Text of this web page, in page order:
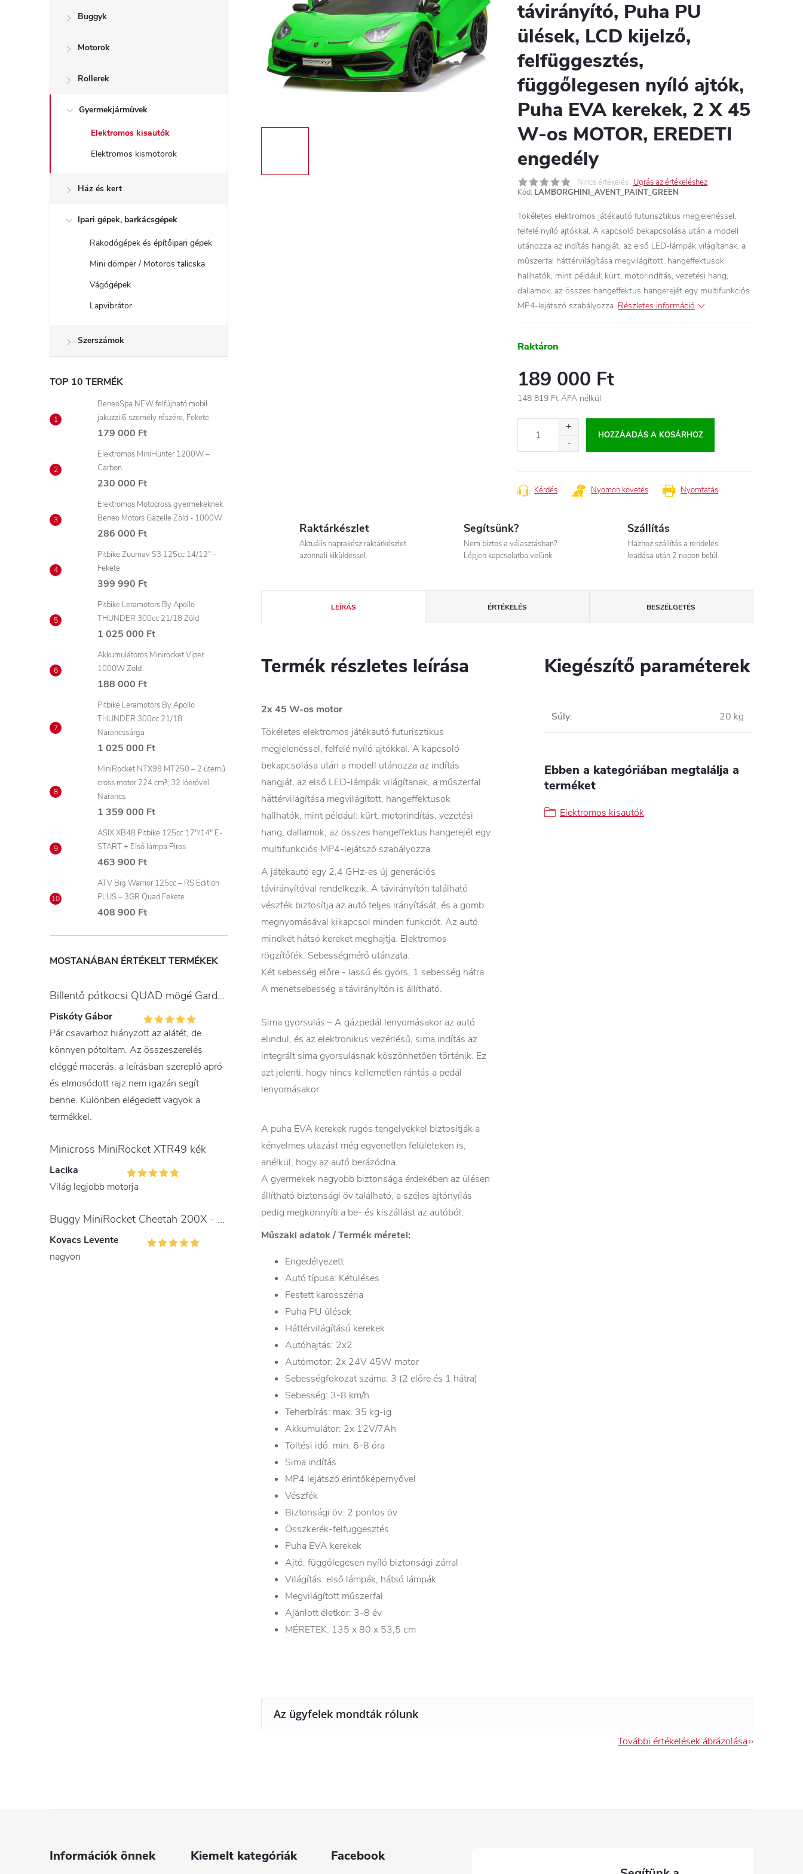
s
a
Buggyk
Motorok
Rollerek
Gyermekjárművek
Elektromos kisautók
Elektromos kismotorok
Ház és kert
Ipari gépek, barkácsgépek
Rakodógépek és építőipari gépek
Mini dömper / Motoros talicska
Vágógépek
Lapvibrátor
Szerszámok
TOP 10 TERMÉK
BeneoSpa NEW felfújható mobil
jakuzzi 6 személy részére, Fekete
179 000 Ft
Elektromos MiniHunter 1200W –
Carbon
230 000 Ft
Elektromos Motocross gyermekeknek
Beneo Motors Gazelle Zöld - 1000W
286 000 Ft
Pitbike Zuumav S3 125cc 14/12" -
Fekete
399 990 Ft
Pitbike Leramotors By Apollo
THUNDER 300cc 21/18 Zöld
1 025 000 Ft
Akkumulátoros Minirocket Viper
1000W Zöld
188 000 Ft
Pitbike Leramotors By Apollo
THUNDER 300cc 21/18
Narancssárga
1 025 000 Ft
MiniRocket NTX99 MT250 – 2 ütemű
cross motor 224 cm³, 32 lóerővel
Narancs
1 359 000 Ft
ASIX XB48 Pitbike 125cc 17"/14" E-
START + Első lámpa Piros
463 900 Ft
ATV Big Warrior 125cc – RS Edition
PLUS – 3GR Quad Fekete
408 900 Ft
MOSTANÁBAN ÉRTÉKELT TERMÉKEK
Billentő pótkocsi QUAD mögé Gardner
Piskóty Gábor
Pár csavarhoz hiányzott az alátét, de
könnyen pótoltam. Az összeszerelés
eléggé macerás, a leírásban szereplő apró
és elmosódott rajz nem igazán segít
benne. Különben elégedett vagyok a
termékkel.
Minicross MiniRocket XTR49 kék
Lacika
Világ legjobb motorja
Buggy MiniRocket Cheetah 200X - gyerekeknek és felnőtteknek
Kovacs Levente
nagyon
távirányító, Puha PU
ülések, LCD kijelző,
felfüggesztés,
függőlegesen nyíló ajtók,
Puha EVA kerekek, 2 X 45
W-os MOTOR, EREDETI
engedély
Nincs értékelés Ugrás az értékeléshez
Kód: LAMBORGHINI_AVENT_PAINT_GREEN
Tökéletes elektromos játékautó futurisztikus megjelenéssel,
felfelé nyíló ajtókkal. A kapcsoló bekapcsolása után a modell
utánozza az indítás hangját, az első LED-lámpák világítanak, a
műszerfal háttérvilágítása megvilágított, hangeffektusok
hallhatók, mint például: kürt, motorindítás, vezetési hang,
dallamok, az összes hangeffektus hangerejét egy multifunkciós
MP4-lejátszó szabályozza. Részletes információ
Raktáron
189 000 Ft
148 819 Ft ÁFA nélkül
HOZZÁADÁS A KOSÁRHOZ
Nyomtatás
Kérdés Nyomon követés
Raktárkészlet
Aktuális naprakész raktárkészlet
azonnali kiküldéssel.
Segítsünk?
Nem biztos a választásban?
Lépjen kapcsolatba velünk.
Szállítás
Házhoz szállítás a rendelés
leadása után 2 napon belül.
LEÍRÁS ÉRTÉKELÉS BESZÉLGETÉS
Termék részletes leírása
2x 45 W-os motor
Tökéletes elektromos játékautó futurisztikus
megjelenéssel, felfelé nyíló ajtókkal. A kapcsoló
bekapcsolása után a modell utánozza az indítás
hangját, az első LED-lámpák világítanak, a műszerfal
háttérvilágítása megvilágított, hangeffektusok
hallhatók, mint például: kürt, motorindítás, vezetési
hang, dallamok, az összes hangeffektus hangerejét egy
multifunkciós MP4-lejátszó szabályozza.
A játékautó egy 2,4 GHz-es új generációs
távirányítóval rendelkezik. A távirányítón található
vészfék biztosítja az autó teljes irányítását, és a gomb
megnyomásával kikapcsol minden funkciót. Az autó
mindkét hátsó kereket meghajtja. Elektromos
rögzítőfék. Sebességmérő utánzata.
Két sebesség előre - lassú és gyors, 1 sebesség hátra.
A menetsebesség a távirányítón is állítható.
Sima gyorsulás – A gázpedál lenyomásakor az autó
elindul, és az elektronikus vezérlésű, sima indítás az
integrált sima gyorsulásnak köszönhetően történik. Ez
azt jelenti, hogy nincs kellemetlen rántás a pedál
lenyomásakor.
A puha EVA kerekek rugós tengelyekkel biztosítják a
kényelmes utazást még egyenetlen felületeken is,
anélkül, hogy az autó berázódna.
A gyermekek nagyobb biztonsága érdekében az ülésen
állítható biztonsági öv található, a széles ajtónyílás
pedig megkönnyíti a be- és kiszállást az autóból.
Műszaki adatok / Termék méretei:
Engedélyezett
Autó típusa: Kétüléses
Festett karosszéria
Puha PU ülések
Háttérvilágítású kerekek
Autóhajtás: 2x2
Autómotor: 2x 24V 45W motor
Sebességfokozat száma: 3 (2 előre és 1 hátra)
Sebesség: 3-8 km/h
Teherbírás: max. 35 kg-ig
Akkumulátor: 2x 12V/7Ah
Töltési idő: min. 6-8 óra
Sima indítás
MP4 lejátszó érintőképernyővel
Vészfék
Biztonsági öv: 2 pontos öv
Összkerék-felfüggesztés
Puha EVA kerekek
Ajtó: függőlegesen nyíló biztonsági zárral
Világítás: első lámpák, hátsó lámpák
Megvilágított műszerfal
Ajánlott életkor: 3-8 év
MÉRETEK: 135 x 80 x 53,5 cm
Kiegészítő paraméterek
Súly: 20 kg
Ebben a kategóriában megtalálja a
terméket
Elektromos kisautók
További értékelések ábrázolása
Információk önnek Kiemelt kategóriák Facebook